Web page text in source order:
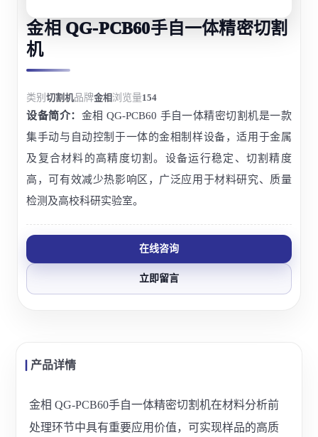
金相 QG-PCB60手自一体精密切割
机
类别切割机品牌金相浏览量154
设备简介： 金相 QG-PCB60 手自一体精密切割机是一款
集手动与自动控制于一体的金相制样设备，适用于金属
及复合材料的高精度切割。设备运行稳定、切割精度
高，可有效减少热影响区，广泛应用于材料研究、质量
检测及高校科研实验室。
在线咨询
立即留言
产品详情
金相 QG-PCB60手自一体精密切割机在材料分析前
处理环节中具有重要应用价值，可实现样品的高质